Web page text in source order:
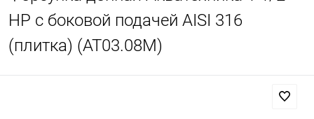
НР с боковой подачей AISI 316
(плитка) (AT03.08M)